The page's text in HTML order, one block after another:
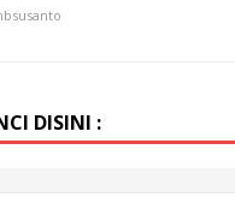
DISINI :